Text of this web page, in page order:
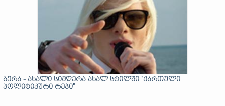
ბერა - ახალი სიმღერა ახალ სტილში "ქართული
პოლიტიკური რეპი"